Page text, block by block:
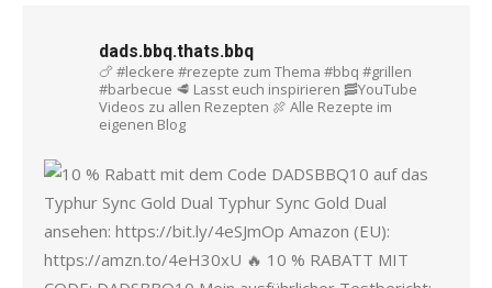
dads.bbq.thats.bbq
🍗 #leckere #rezepte zum Thema #bbq #grillen
#barbecue 🥩 Lasst euch inspirieren 🥓YouTube
Videos zu allen Rezepten 🍖 Alle Rezepte im
eigenen Blog